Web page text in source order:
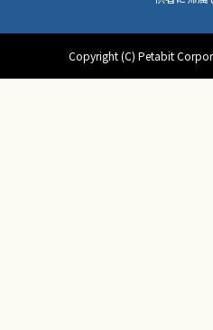
Copyright (C) Petabit